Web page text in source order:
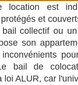
est
et
collectif ou
son
bail de
ALUR, car